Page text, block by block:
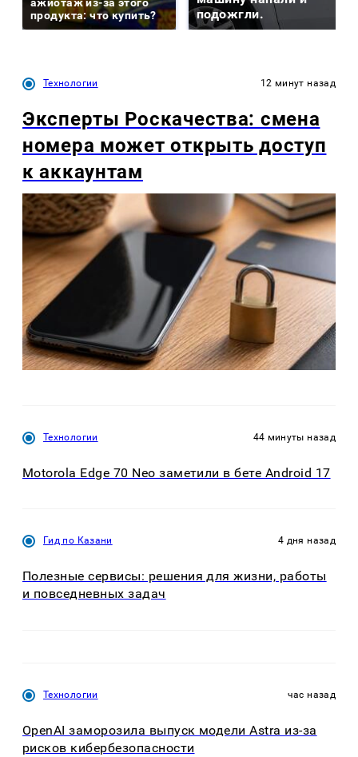
продукта: что купить?
подожгли.
Технологии 12 минут назад
Эксперты Роскачества: смена
номера может открыть доступ
к аккаунтам
Технологии 44 минуты назад
Motorola Edge 70 Neo заметили в бете Android 17
Гид по Казани 4 дня назад
Полезные сервисы: решения для жизни, работы
и повседневных задач
Технологии час назад
OpenAI заморозила выпуск модели Astra из-за
рисков кибербезопасности